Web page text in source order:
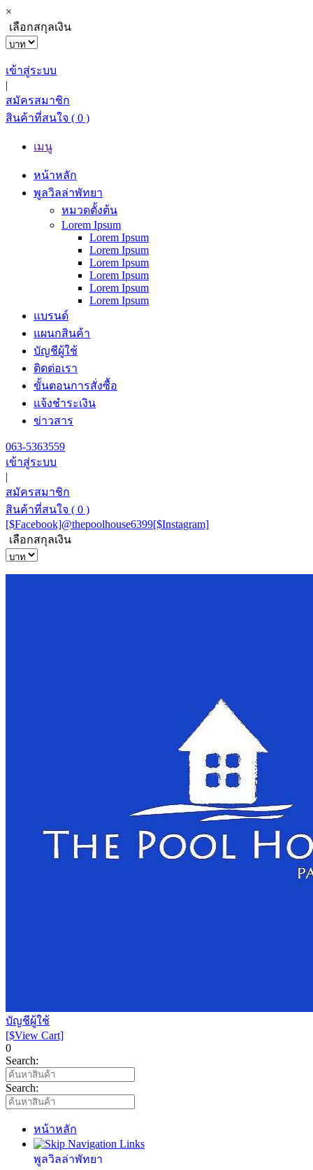
×
เลือกสกุลเงิน
เข้าสู่ระบบ
|
สมัครสมาชิก
สินค้าที่สนใจ ( 0 )
เมนู
หน้าหลัก
พูลวิลล่าพัทยา
หมวดตั้งต้น
Lorem Ipsum
Lorem Ipsum
Lorem Ipsum
Lorem Ipsum
Lorem Ipsum
Lorem Ipsum
Lorem Ipsum
แบรนด์
แผนกสินค้า
บัญชีผู้ใช้
ติดต่อเรา
ขั้นตอนการสั่งซื้อ
แจ้งชำระเงิน
ข่าวสาร
063-5363559
เข้าสู่ระบบ
|
สมัครสมาชิก
สินค้าที่สนใจ ( 0 )
[$Facebook]@thepoolhouse6399[$Instagram]
เลือกสกุลเงิน
บัญชีผู้ใช้
[$View Cart]
0
Search:
Search:
หน้าหลัก
พูลวิลล่าพัทยา